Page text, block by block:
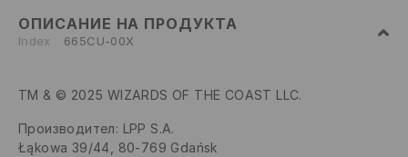
ОПИСАНИЕ НА ПРОДУКТА
Index 665CU-00X
TM & © 2025 WIZARDS OF THE COAST LLC.
Производител: LPP S.A.
Łąkowa 39/44, 80-769 Gdańsk